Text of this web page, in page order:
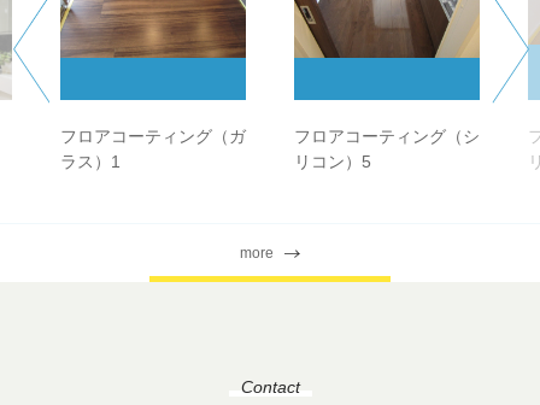
フロアコーティング（ガ
ラス）1
フロアコーティング（シ
リコン）5
more
Contact